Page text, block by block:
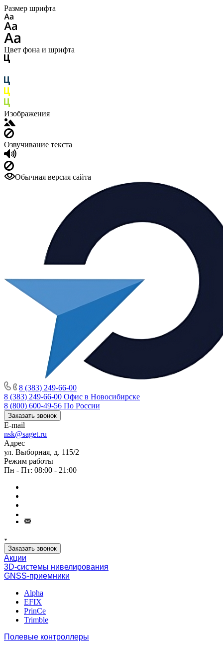
Размер шрифта
Цвет фона и шрифта
Изображения
Озвучивание текста
Обычная версия сайта
8 (383) 249-66-00
8 (383) 249-66-00 Офис в Новосибирске
8 (800) 600-49-56 По России
Заказать звонок
E-mail
nsk@saget.ru
Адрес
ул. Выборная, д. 115/2
Режим работы
Пн - Пт: 08:00 - 21:00
Заказать звонок
Акции
3D-системы нивелирования
GNSS-приемники
Alpha
EFIX
PrinCe
Trimble
Полевые контроллеры